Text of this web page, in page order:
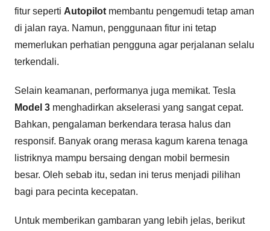
fitur seperti Autopilot membantu pengemudi tetap aman
di jalan raya. Namun, penggunaan fitur ini tetap
memerlukan perhatian pengguna agar perjalanan selalu
terkendali.
Selain keamanan, performanya juga memikat. Tesla
Model 3 menghadirkan akselerasi yang sangat cepat.
Bahkan, pengalaman berkendara terasa halus dan
responsif. Banyak orang merasa kagum karena tenaga
listriknya mampu bersaing dengan mobil bermesin
besar. Oleh sebab itu, sedan ini terus menjadi pilihan
bagi para pecinta kecepatan.
Untuk memberikan gambaran yang lebih jelas, berikut